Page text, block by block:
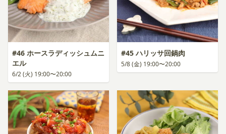
#46 ホースラディッシュムニ
エル
6/2 (火) 19:00〜20:00
#45 ハリッサ回鍋肉
5/8 (金) 19:00〜20:00